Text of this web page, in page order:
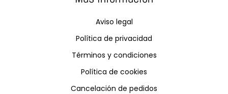
Aviso legal
Política de privacidad
Términos y condiciones
Política de cookies
Cancelación de pedidos